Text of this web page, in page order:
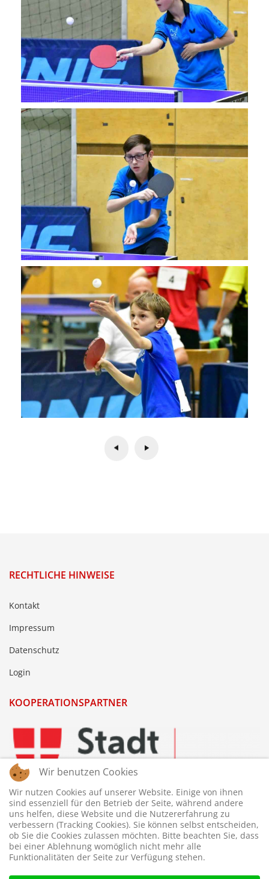
RECHTLICHE HINWEISE
Kontakt
Impressum
Datenschutz
Login
KOOPERATIONSPARTNER
Wir benutzen Cookies
Wir nutzen Cookies auf unserer Website. Einige von ihnen
sind essenziell für den Betrieb der Seite, während andere
uns helfen, diese Website und die Nutzererfahrung zu
verbessern (Tracking Cookies). Sie können selbst entscheiden,
ob Sie die Cookies zulassen möchten. Bitte beachten Sie, dass
bei einer Ablehnung womöglich nicht mehr alle
Funktionalitäten der Seite zur Verfügung stehen.